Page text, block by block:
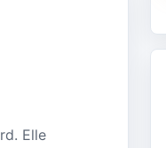
Elle